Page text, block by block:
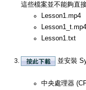
這些檔案並不能夠直
Lesson1.mp4
Lesson1_t.mp4
Lesson1.txt
並安裝
中央處理器